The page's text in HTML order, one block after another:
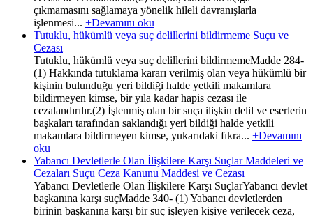
çıkmamasını sağlamaya yönelik hileli davranışlarla
işlenmesi... +Devamını oku
Tutuklu, hükümlü veya suç delillerini bildirmeme Suçu ve
Cezası
Tutuklu, hükümlü veya suç delillerini bildirmemeMadde 284-
(1) Hakkında tutuklama kararı verilmiş olan veya hükümlü bir
kişinin bulunduğu yeri bildiği halde yetkili makamlara
bildirmeyen kimse, bir yıla kadar hapis cezası ile
cezalandırılır.(2) İşlenmiş olan bir suça ilişkin delil ve eserlerin
başkaları tarafından saklandığı yeri bildiği halde yetkili
makamlara bildirmeyen kimse, yukarıdaki fıkra... +Devamını
oku
Yabancı Devletlerle Olan İlişkilere Karşı Suçlar Maddeleri ve
Cezaları Suçu Ceza Kanunu Maddesi ve Cezası
Yabancı Devletlerle Olan İlişkilere Karşı SuçlarYabancı devlet
başkanına karşı suçMadde 340- (1) Yabancı devletlerden
birinin başkanına karşı bir suç işleyen kişiye verilecek ceza,